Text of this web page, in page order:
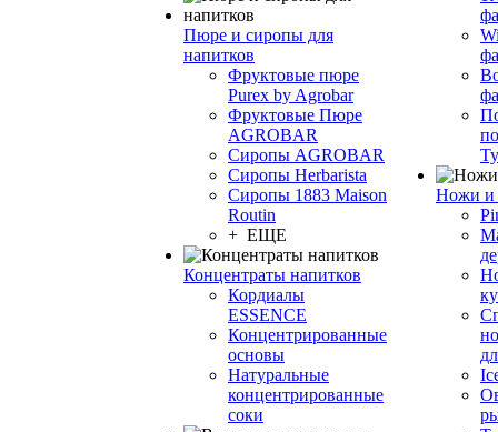
Пюре и сиропы для
напитков
Фруктовые пюре
Purex by Agrobar
Фруктовые Пюре
AGROBAR
Сиропы AGROBAR
Сиропы Herbarista
Сиропы 1883 Maison
Routin
+ ЕЩЕ
Концентраты напитков
Кордиалы
ESSENCE
Концентрированные
основы
Натуральные
концентрированные
соки
Ножи и